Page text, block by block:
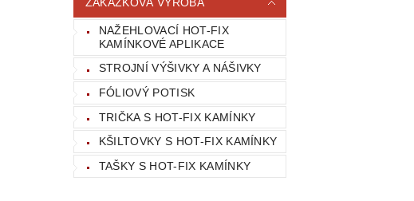
NAŽEHLOVACÍ HOT-FIX
KAMÍNKOVÉ APLIKACE
STROJNÍ VÝŠIVKY A NÁŠIVKY
FÓLIOVÝ POTISK
TRIČKA S HOT-FIX KAMÍNKY
KŠILTOVKY S HOT-FIX KAMÍNKY
TAŠKY S HOT-FIX KAMÍNKY